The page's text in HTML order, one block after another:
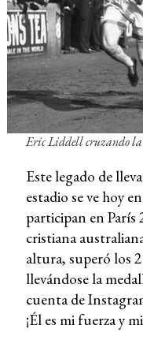
Eric Liddell cruzando
Este legado de
estadio se ve hoy
participan en
cristiana
altura, superó los
llevándose la
cuenta de
¡Él es mi fuerza y